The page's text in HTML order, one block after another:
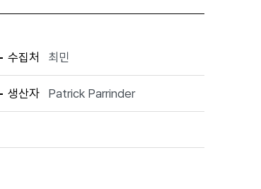
수집처 최민
생산자 Patrick Parrinder